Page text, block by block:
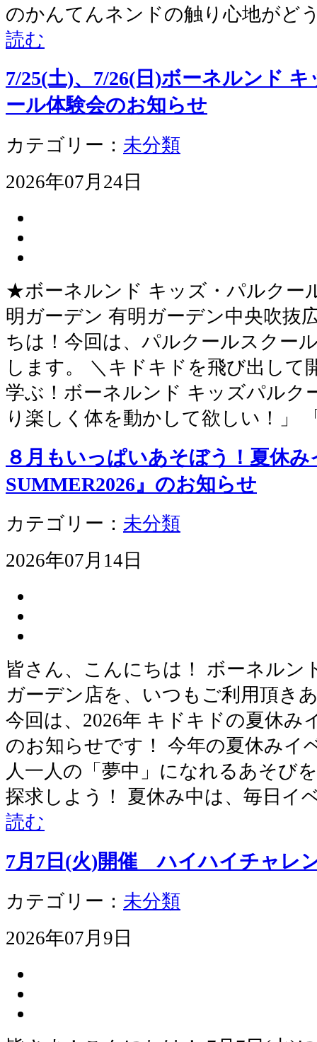
のかんてんネンドの触り心地がど
読む
7/25(土)、7/26(日)ボーネルンド
ール体験会のお知らせ
カテゴリー： 未分類
2026年07月24日
★ボーネルンド キッズ・パルクー
明ガーデン 有明ガーデン中央吹抜
ちは！今回は、パルクールスクー
します。 ＼キドキドを飛び出して
学ぶ！ボーネルンド キッズパルク
り楽しく体を動かして欲しい！」
８月もいっぱいあそぼう！夏休
SUMMER2026』のお知らせ
カテゴリー： 未分類
2026年07月14日
皆さん、こんにちは！ ボーネルン
ガーデン店を、いつもご利用頂き
今回は、2026年 キドキドの夏休み
のお知らせです！ 今年の夏休みイ
人一人の「夢中」になれるあそび
探求しよう！ 夏休み中は、毎日イ
読む
7月7日(火)開催 ハイハイチャレ
カテゴリー： 未分類
2026年07月9日